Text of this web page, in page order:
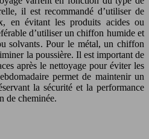
il est recommandé d’utiliser de
en évitant les produits acides ou
d’utiliser un chiffon humide et
solvants. Pour le métal, un chiffon
la poussière. Il est important de
après le nettoyage pour éviter les
permet de maintenir un
la sécurité et la performance
de cheminée.